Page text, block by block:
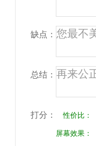
缺点：
总结：
打分： 性价比：
屏幕效果：